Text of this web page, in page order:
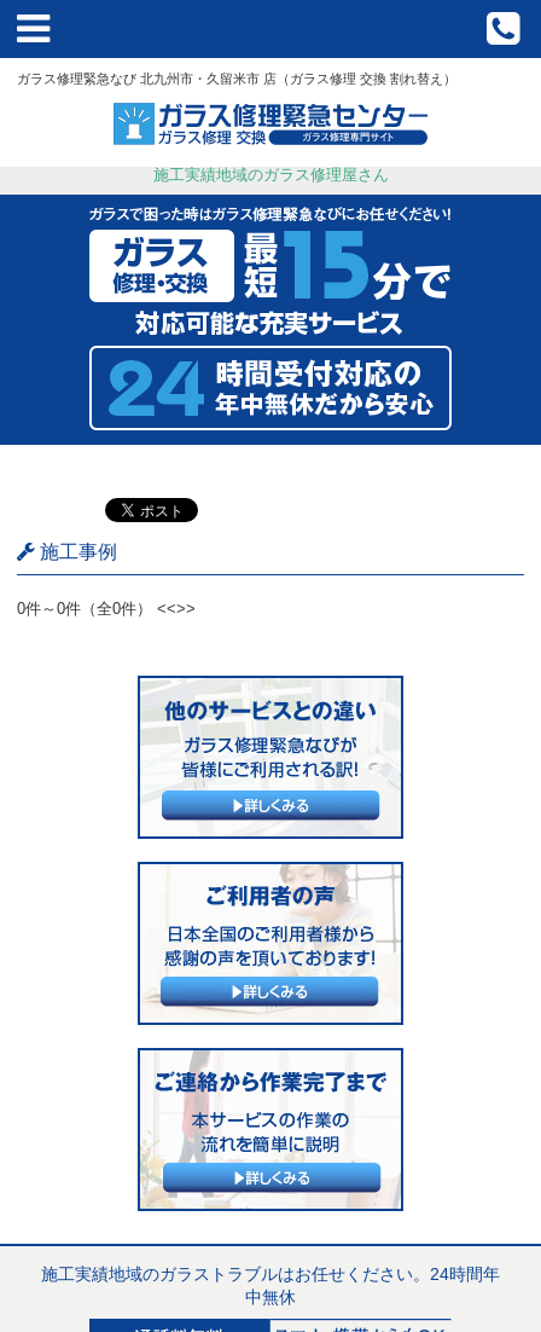
ガラス修理緊急なび 北九州市・久留米市 店（ガラス修理 交換 割れ替え）
施工実績地域のガラス修理屋さん
施工事例
0件～0件（全0件） <<>>
施工実績地域のガラストラブルはお任せください。24時間年
中無休
HOME